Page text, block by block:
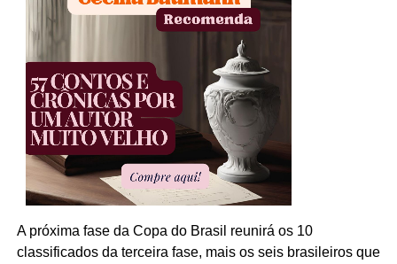
A próxima fase da Copa do Brasil reunirá os 10
classificados da terceira fase, mais os seis brasileiros que